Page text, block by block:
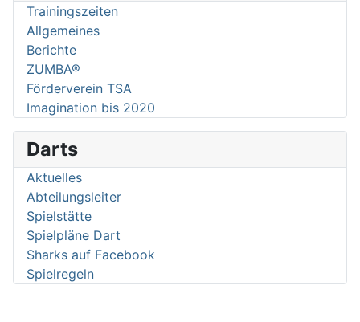
Trainingszeiten
Allgemeines
Berichte
ZUMBA®
Förderverein TSA
Imagination bis 2020
Darts
Aktuelles
Abteilungsleiter
Spielstätte
Spielpläne Dart
Sharks auf Facebook
Spielregeln